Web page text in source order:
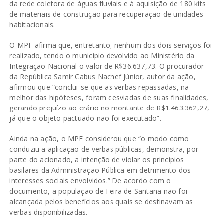
da rede coletora de águas fluviais e à aquisição de 180 kits
de materiais de construção para recuperação de unidades
habitacionais.
O MPF afirma que, entretanto, nenhum dos dois serviços foi
realizado, tendo o município devolvido ao Ministério da
Integração Nacional o valor de R$36.637,73. O procurador
da República Samir Cabus Nachef Júnior, autor da ação,
afirmou que “conclui-se que as verbas repassadas, na
melhor das hipóteses, foram desviadas de suas finalidades,
gerando prejuízo ao erário no montante de R$1.463.362,27,
já que o objeto pactuado não foi executado”.
Ainda na ação, o MPF considerou que “o modo como
conduziu a aplicação de verbas públicas, demonstra, por
parte do acionado, a intenção de violar os princípios
basilares da Administração Pública em detrimento dos
interesses sociais envolvidos.” De acordo com o
documento, a população de Feira de Santana não foi
alcançada pelos benefícios aos quais se destinavam as
verbas disponibilizadas.